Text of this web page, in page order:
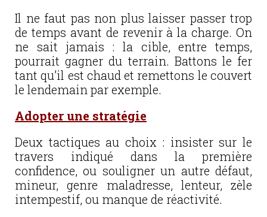
Il ne faut pas non plus laisser passer trop
de temps avant de revenir à la charge. On
ne sait jamais : la cible, entre temps,
pourrait gagner du terrain. Battons le fer
tant qu’il est chaud et remettons le couvert
le lendemain par exemple.
Adopter une stratégie
Deux tactiques au choix : insister sur le
travers indiqué dans la première
confidence, ou souligner un autre défaut,
mineur, genre maladresse, lenteur, zèle
intempestif, ou manque de réactivité.